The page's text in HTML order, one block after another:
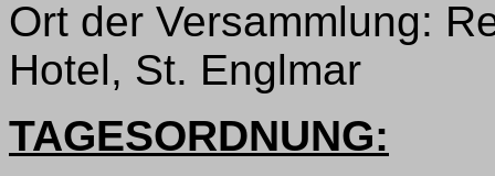
Ort der Versammlung:
Hotel, St. Englmar
TAGESORDNUNG: